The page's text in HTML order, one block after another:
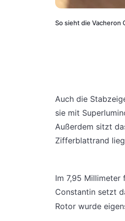
So sieht die Vacheron
Auch die
sie mit
Außerdem sitzt
Zifferblattrand
Im 7,95 Millimeter
Constantin setzt
Rotor wurde